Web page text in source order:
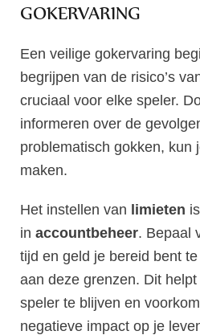
GOKERVARING
Een veilige gokervaring
begrijpen van de risico’s
cruciaal voor elke speler.
informeren over de
problematisch gokken, kun
maken.
Het instellen van limieten
in accountbeheer. Bepaal
tijd en geld je bereid bent
aan deze grenzen. Dit
speler te blijven en
negatieve impact op je